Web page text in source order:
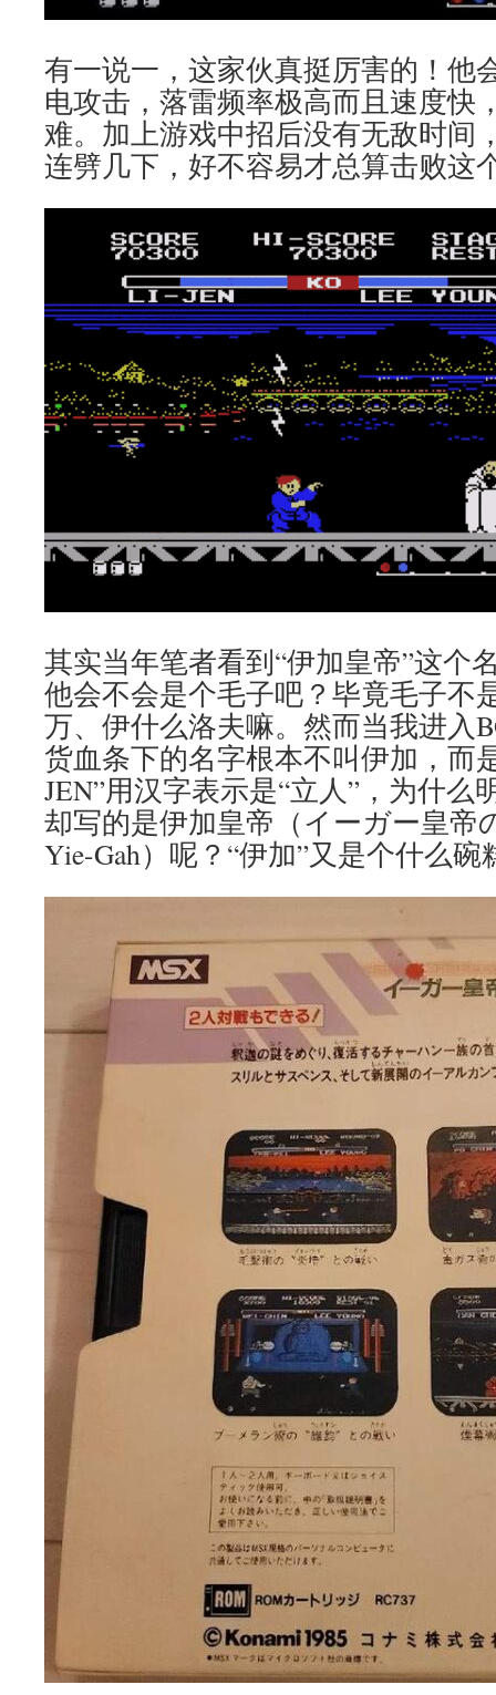
有一说一，这家伙真挺厉害的！他
电攻击，落雷频率极高而且速度快
难。加上游戏中招后没有无敌时间
连劈几下，好不容易才总算击败这
其实当年笔者看到“伊加皇帝”这个
他会不会是个毛子吧？毕竟毛子不
万、伊什么洛夫嘛。然而当我进入
货血条下的名字根本不叫伊加，而
JEN”用汉字表示是“立人”，为什么
却写的是伊加皇帝（イーガー皇帝
Yie-Gah）呢？“伊加”又是个什么碗